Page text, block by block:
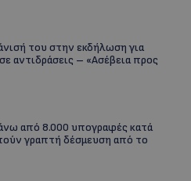
του στην εκδήλωση για
αντιδράσεις – «Ασέβεια προς
από 8.000 υπογραφές κατά
γραπτή δέσμευση από το